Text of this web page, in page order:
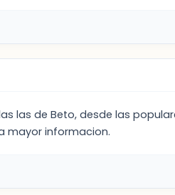
las de Beto, desde las
mayor informacion.